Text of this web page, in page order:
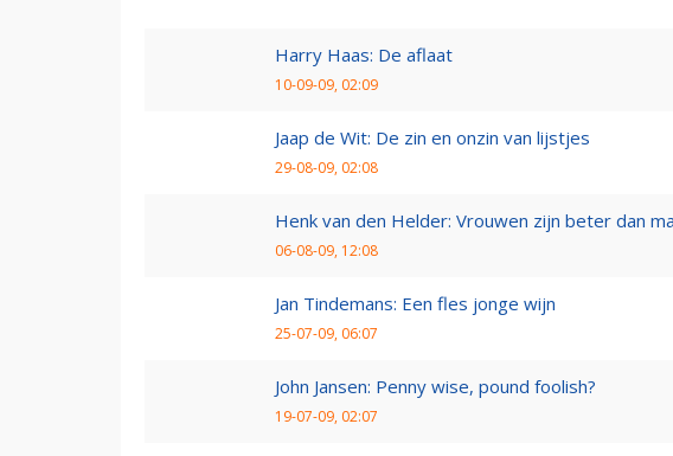
Harry Haas: De aflaat
10-09-09, 02:09
Jaap de Wit: De zin en onzin van lijstjes
29-08-09, 02:08
Henk van den Helder: Vrouwen zijn beter dan
06-08-09, 12:08
Jan Tindemans: Een fles jonge wijn
25-07-09, 06:07
John Jansen: Penny wise, pound foolish?
19-07-09, 02:07